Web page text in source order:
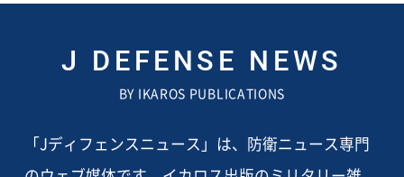
J DEFENSE NEWS
BY IKAROS PUBLICATIONS
「Jディフェンスニュース」は、防衛ニュース専門